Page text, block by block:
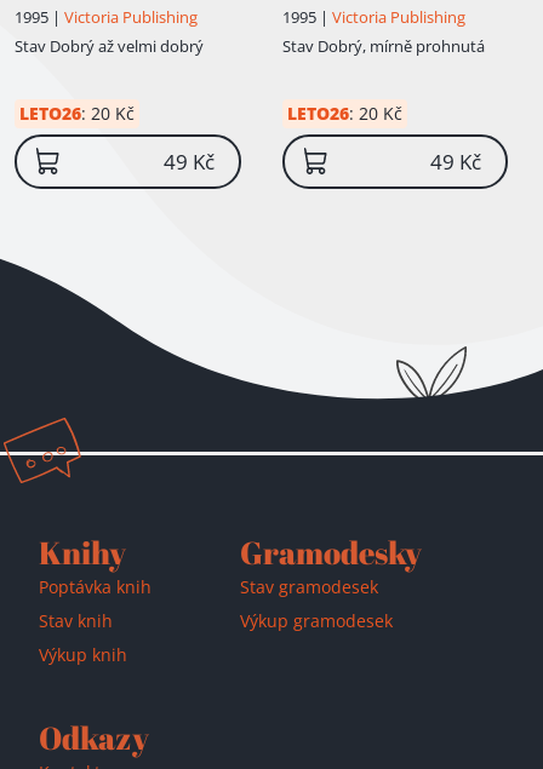
1995 | Victoria Publishing
Stav Dobrý až velmi dobrý
LETO26: 20 Kč
49 Kč
1995 | Victoria Publishing
Stav Dobrý, mírně prohnutá
LETO26: 20 Kč
49 Kč
Knihy
Poptávka knih
Stav knih
Výkup knih
Gramodesky
Stav gramodesek
Výkup gramodesek
Odkazy